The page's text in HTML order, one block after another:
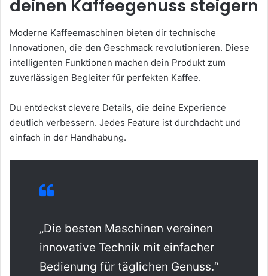
deinen Kaffeegenuss steigern
Moderne Kaffeemaschinen bieten dir technische
Innovationen, die den Geschmack revolutionieren. Diese
intelligenten Funktionen machen dein Produkt zum
zuverlässigen Begleiter für perfekten Kaffee.
Du entdeckst clevere Details, die deine Experience
deutlich verbessern. Jedes Feature ist durchdacht und
einfach in der Handhabung.
„Die besten Maschinen vereinen
innovative Technik mit einfacher
Bedienung für täglichen Genuss.“